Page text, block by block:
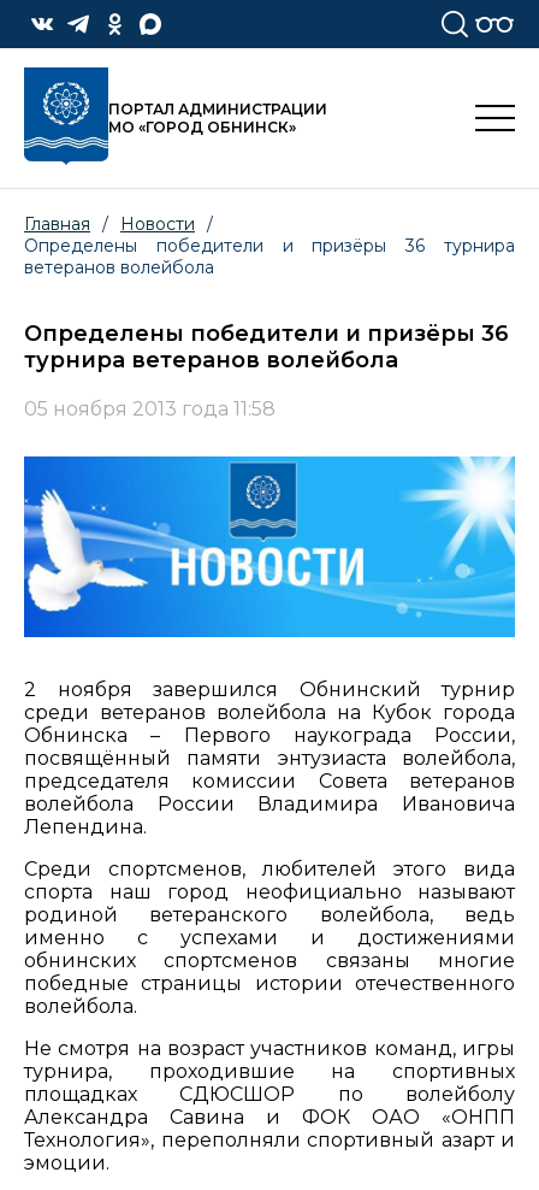
ПОРТАЛ АДМИНИСТРАЦИИ
МО «ГОРОД ОБНИНСК»
Главная / Новости
/
Определены победители и призёры 36 турнира
ветеранов волейбола
Определены победители и призёры 36
турнира ветеранов волейбола
05 ноября 2013 года 11:58
2 ноября завершился Обнинский турнир
среди ветеранов волейбола на Кубок города
Обнинска – Первого наукограда России,
посвящённый памяти энтузиаста волейбола,
председателя комиссии Совета ветеранов
волейбола России Владимира Ивановича
Лепендина.
Среди спортсменов, любителей этого вида
спорта наш город неофициально называют
родиной ветеранского волейбола, ведь
именно с успехами и достижениями
обнинских спортсменов связаны многие
победные страницы истории отечественного
волейбола.
Не смотря на возраст участников команд, игры
турнира, проходившие на спортивных
площадках СДЮСШОР по волейболу
Александра Савина и ФОК ОАО «ОНПП
Технология», переполняли спортивный азарт и
эмоции.